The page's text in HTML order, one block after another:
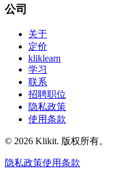
公司
关于
定价
kliklearn
学习
联系
招聘职位
隐私政策
使用条款
© 2026 Klikit. 版权所有。
隐私政策使用条款